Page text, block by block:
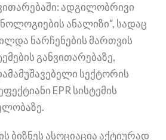
ადგილობრივი
ანალიზი“, სადაც
ნარჩენების მართვის
განვითარებაზე,
სექტორის
EPR სისტემის
ბიზნეს ასოციაცია აქტიურად